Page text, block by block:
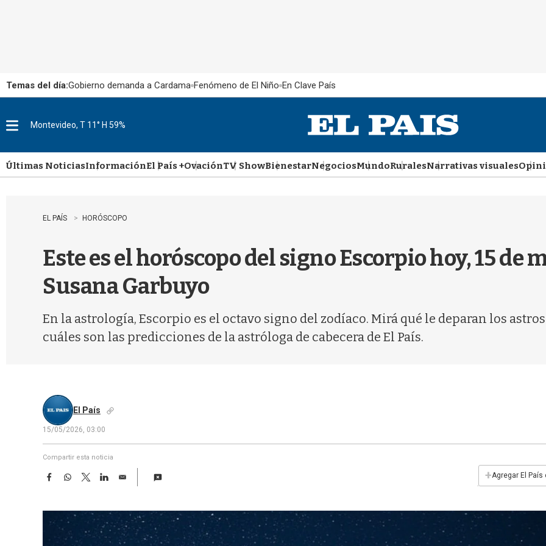
Temas del día:Gobierno demanda a Cardama Fenómeno de El Niño En Clave País
u
Montevideo, T 11° H 59%
Últimas NoticiasInformaciónEl País +OvaciónTV ShowBienestarNegociosMundoRuralesNarrativas visuales
EL PAÍS HORÓSCOPO
Este es el horóscopo del signo Escorpio hoy, 15 de
Susana Garbuyo
En la astrología, Escorpio es el octavo signo del zodíaco. Mirá qué le deparan los astros
cuáles son las predicciones de la astróloga de cabecera de El País.
El País
15/05/2026, 03:00
Compartir esta noticia
F
e
b
W
t
s
A
T
w
t
t
e
L
k
e
d
E
i
l
+Agregar El País